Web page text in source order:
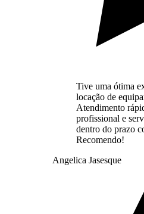
Tive uma ótima
locação de
Atendimento
profissional e
dentro do prazo
Recomendo!
Angelica Jasesque